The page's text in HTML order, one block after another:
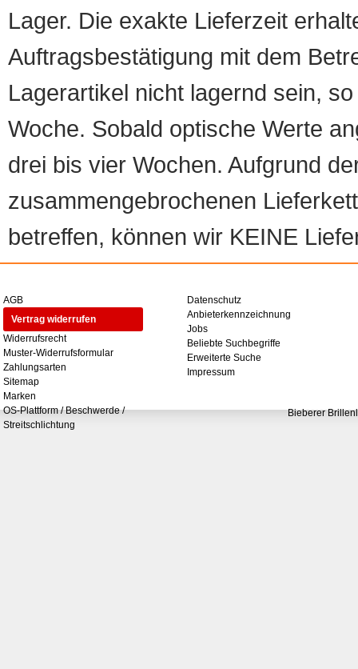
Lager. Die exakte Lieferzeit
Auftragsbestätigung mit dem
Lagerartikel nicht lagernd sein,
Woche. Sobald optische Werte
drei bis vier Wochen. Aufgrund
zusammengebrochenen
betreffen, können wir KEINE
AGB
Vertrag widerrufen
Widerrufsrecht
Muster-Widerrufsformular
Zahlungsarten
Sitemap
Marken
OS-Plattform / Beschwerde /
Streitschlichtung
Datenschutz
Anbieterkennzeichnung
Jobs
Beliebte Suchbegriffe
Erweiterte Suche
Impressum
Bieberer